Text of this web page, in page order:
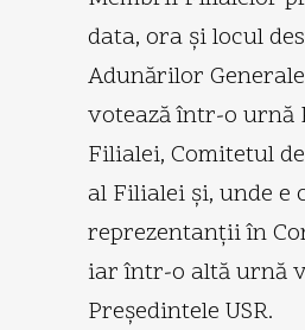
data, ora şi locul
Adunărilor
votează într-o urnă
Filialei, Comitetul
al Filialei şi, unde e
reprezentanţii în
iar într-o altă urnă
Preşedintele USR.